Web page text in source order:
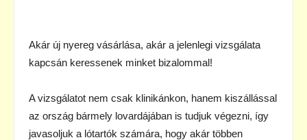
Akár új nyereg vásárlása, akár a jelenlegi vizsgálata
kapcsán keressenek minket bizalommal!
A vizsgálatot nem csak klinikánkon, hanem kiszállással
az ország bármely lovardájában is tudjuk végezni, így
javasoljuk a lótartók számára, hogy akár többen